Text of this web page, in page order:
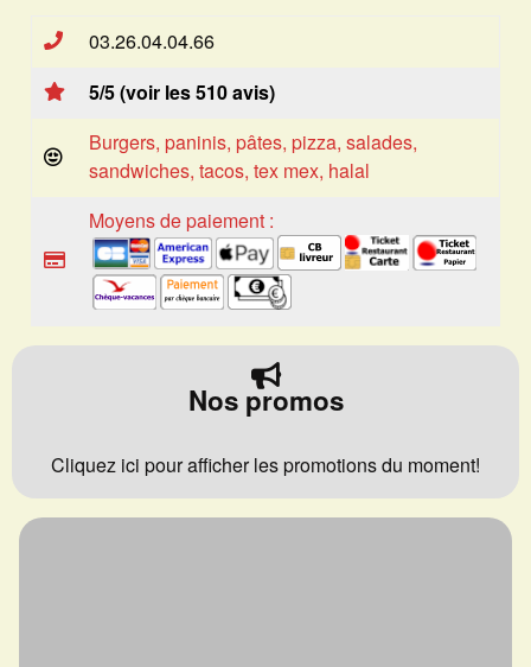
03.26.04.04.66
5/5 (voir les 510 avis)
Burgers, paninis, pâtes, pizza, salades,
sandwiches, tacos, tex mex, halal
Moyens de paiement :
Nos promos
Cliquez ici pour afficher les promotions du moment!